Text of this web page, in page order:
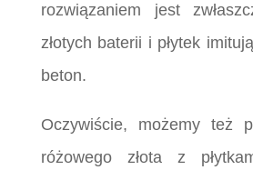
rozwiązaniem jest
złotych baterii i płytek
beton.
Oczywiście, możemy też
różowego złota z